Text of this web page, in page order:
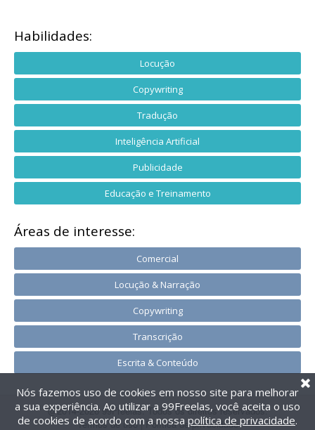
Habilidades:
Locução
Copywriting
Tradução
Inteligência Artificial
Publicidade
Educação e Treinamento
Áreas de interesse:
Comercial
Locução & Narração
Copywriting
Transcrição
Escrita & Conteúdo
@2014-2026 99Freelas. Todos os direitos reservados.
Termos de uso| Política de privacidade
Nós fazemos uso de cookies em nosso site para melhorar
a sua experiência. Ao utilizar a 99Freelas, você aceita o uso
de cookies de acordo com a nossa política de privacidade.